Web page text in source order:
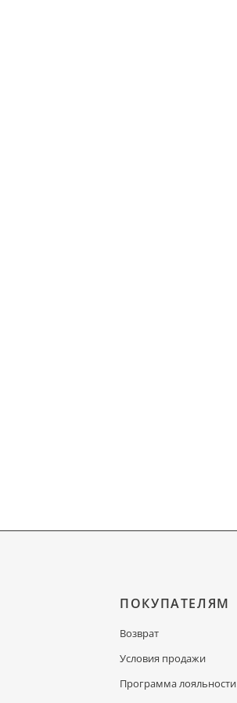
ПОКУПАТЕЛЯМ
Возврат
Условия продажи
Программа лояльности